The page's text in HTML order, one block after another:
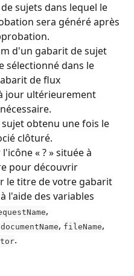
sujets dans lequel le
sera généré après
d'un gabarit de sujet
sélectionné dans le
de flux
jour ultérieurement
obtenu une fois le
clôturé.
« ? » située à
pour découvrir
le titre de votre gabarit
l'aide des variables
,
documentName, fileName,
.